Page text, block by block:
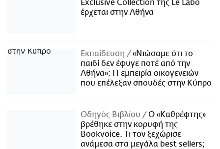
Exclusive Collection της Le Labo
έρχεται στην Αθήνα
Εκπαίδευση
«Νιώσαμε ότι το
παιδί δεν έφυγε ποτέ από την
Αθήνα»: Η εμπειρία οικογενειών
που επέλεξαν σπουδές στην Κύπρο
Οδηγός Βιβλίου
Ο «Καθρέφτης»
βρέθηκε στην κορυφή της
Bookvoice. Τι τον ξεχώρισε
ανάμεσα στα μεγάλα best sellers;